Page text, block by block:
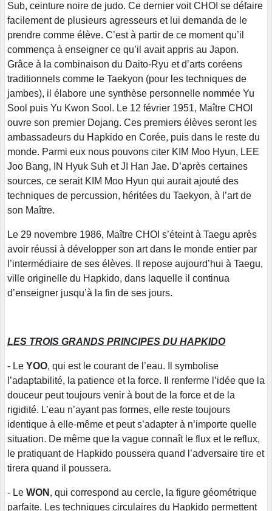
Sub, ceinture noire de judo. Ce dernier voit CHOI se défaire
facilement de plusieurs agresseurs et lui demanda de le
prendre comme élève. C’est à partir de ce moment qu’il
commença à enseigner ce qu’il avait appris au Japon.
Grâce à la combinaison du Daito-Ryu et d’arts coréens
traditionnels comme le Taekyon (pour les techniques de
jambes), il élabore une synthèse personnelle nommée Yu
Sool puis Yu Kwon Sool. Le 12 février 1951, Maître CHOI
ouvre son premier Dojang. Ces premiers élèves seront les
ambassadeurs du Hapkido en Corée, puis dans le reste du
monde. Parmi eux nous pouvons citer KIM Moo Hyun, LEE
Joo Bang, IN Hyuk Suh et JI Han Jae. D’après certaines
sources, ce serait KIM Moo Hyun qui aurait ajouté des
techniques de percussion, héritées du Taekyon, à l’art de
son Maître.
Le 29 novembre 1986, Maître CHOI s’éteint à Taegu après
avoir réussi à développer son art dans le monde entier par
l’intermédiaire de ses élèves. Il repose aujourd’hui à Taegu,
ville originelle du Hapkido, dans laquelle il continua
d’enseigner jusqu’à la fin de ses jours.
LES TROIS GRANDS PRINCIPES DU HAPKIDO
- Le YOO, qui est le courant de l’eau. Il symbolise
l’adaptabilité, la patience et la force. Il renferme l’idée que la
douceur peut toujours venir à bout de la force et de la
rigidité. L’eau n’ayant pas formes, elle reste toujours
identique à elle-même et peut s’adapter à n’importe quelle
situation. De même que la vague connaît le flux et le reflux,
le pratiquant de Hapkido poussera quand l’adversaire tire et
tirera quand il poussera.
- Le WON , qui correspond au cercle, la figure géométrique
parfaite. Les techniques circulaires du Hapkido permettent